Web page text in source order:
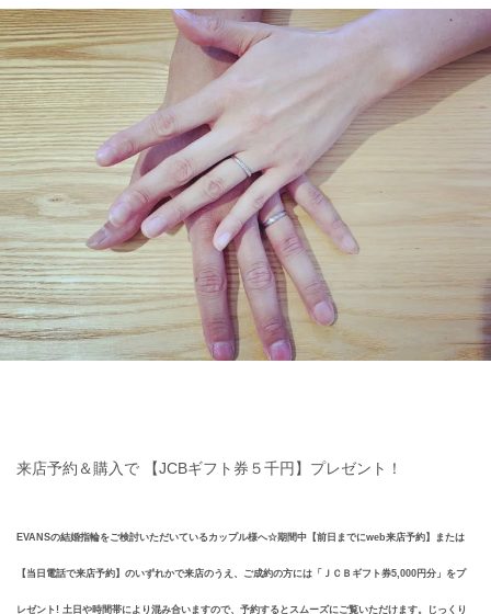
来店予約＆購入で 【JCBギフト券５千円】プレゼント！
EVANSの結婚指輪をご検討いただいているカップル様へ☆期間中【前日までにweb来店予約】または
【当日電話で来店予約】のいずれかで来店のうえ、ご成約の方には「ＪＣＢギフト券5,000円分」をプ
レゼント! 土日や時間帯により混み合いますので、予約するとスムーズにご覧いただけます。じっくり